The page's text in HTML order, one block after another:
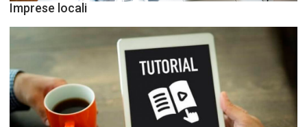
Imprese locali